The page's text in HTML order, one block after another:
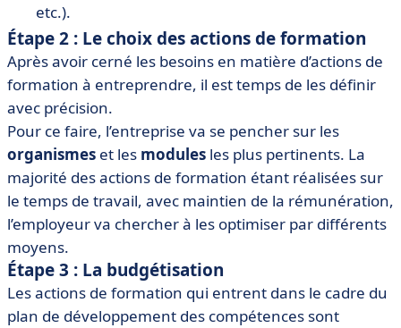
etc.).
Étape 2 : Le choix des actions de formation
Après avoir cerné les besoins en matière d’actions de
formation à entreprendre, il est temps de les définir
avec précision.
Pour ce faire, l’entreprise va se pencher sur les
organismes et les modules les plus pertinents. La
majorité des actions de formation étant réalisées sur
le temps de travail, avec maintien de la rémunération,
l’employeur va chercher à les optimiser par différents
moyens.
Étape 3 : La budgétisation
Les actions de formation qui entrent dans le cadre du
plan de développement des compétences sont